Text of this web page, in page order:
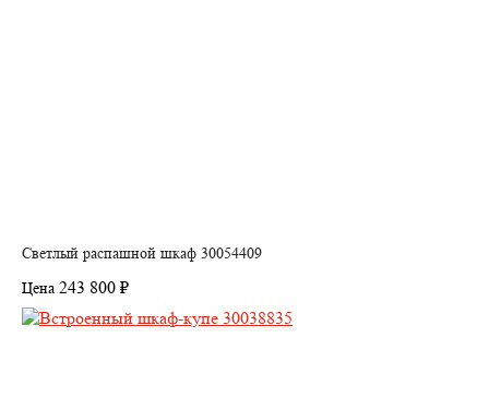
Светлый распашной шкаф 30054409
Цена 243 800 ₽